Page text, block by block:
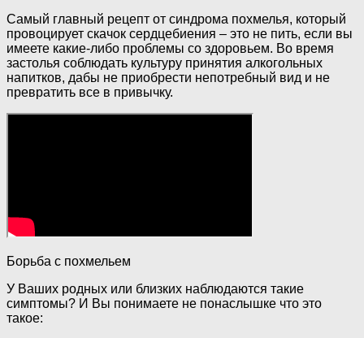
Самый главный рецепт от синдрома похмелья, который
провоцирует скачок сердцебиения – это не пить, если вы
имеете какие-либо проблемы со здоровьем. Во время
застолья соблюдать культуру принятия алкогольных
напитков, дабы не приобрести непотребный вид и не
превратить все в привычку.
Борьба с похмельем
У Ваших родных или близких наблюдаются такие
симптомы? И Вы понимаете не понаслышке что это
такое: